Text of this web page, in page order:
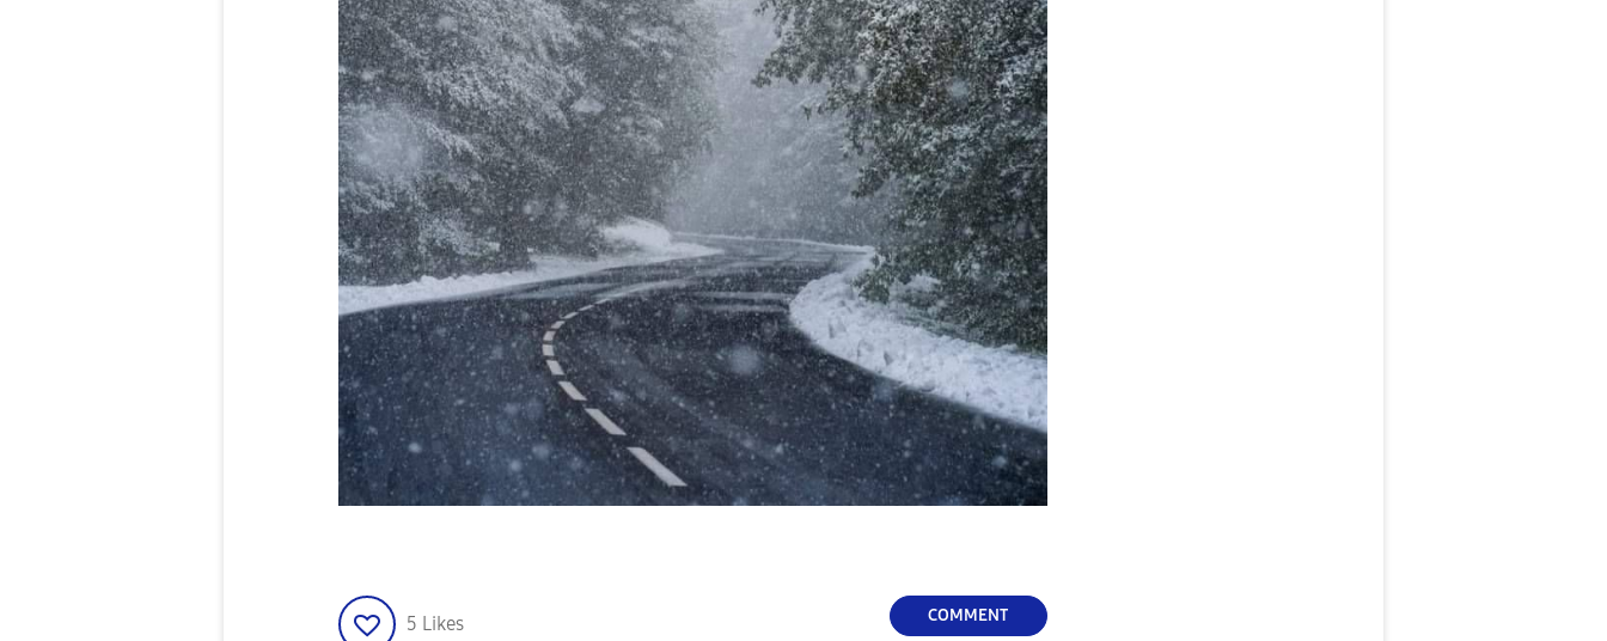
5 Likes COMMENT